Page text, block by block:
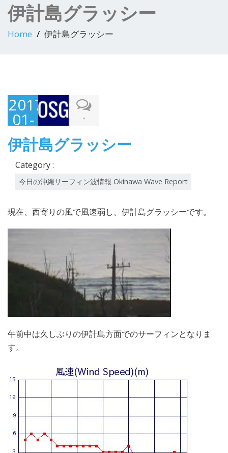
伊計島グラッシー
Home 伊計島グラッシー
2017-
01-
30
-
伊計島グラッシー
Category :
今日の沖縄サーフィン波情報 Okinawa Wave Report
現在、西寄りの風で風速弱し、伊計島グラッシーです。
午前中は久しぶりの伊計島方面でのサーフィンとなりま
す。